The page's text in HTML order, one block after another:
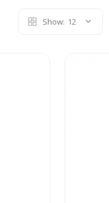
Show: 12